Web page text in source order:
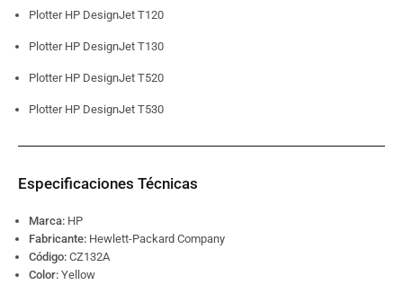
Plotter HP DesignJet T120
Plotter HP DesignJet T130
Plotter HP DesignJet T520
Plotter HP DesignJet T530
Especificaciones Técnicas
Marca: HP
Fabricante: Hewlett-Packard Company
Código: CZ132A
Color: Yellow